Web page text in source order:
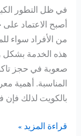
في ظل التطور
أصبح الاعتماد
من الأفراد سواء
هذه الخدمة بشكل
صعوبة في حجز
المناسبة. أهمية
بالكويت لذلك
خطوات
قراءة المزيد »